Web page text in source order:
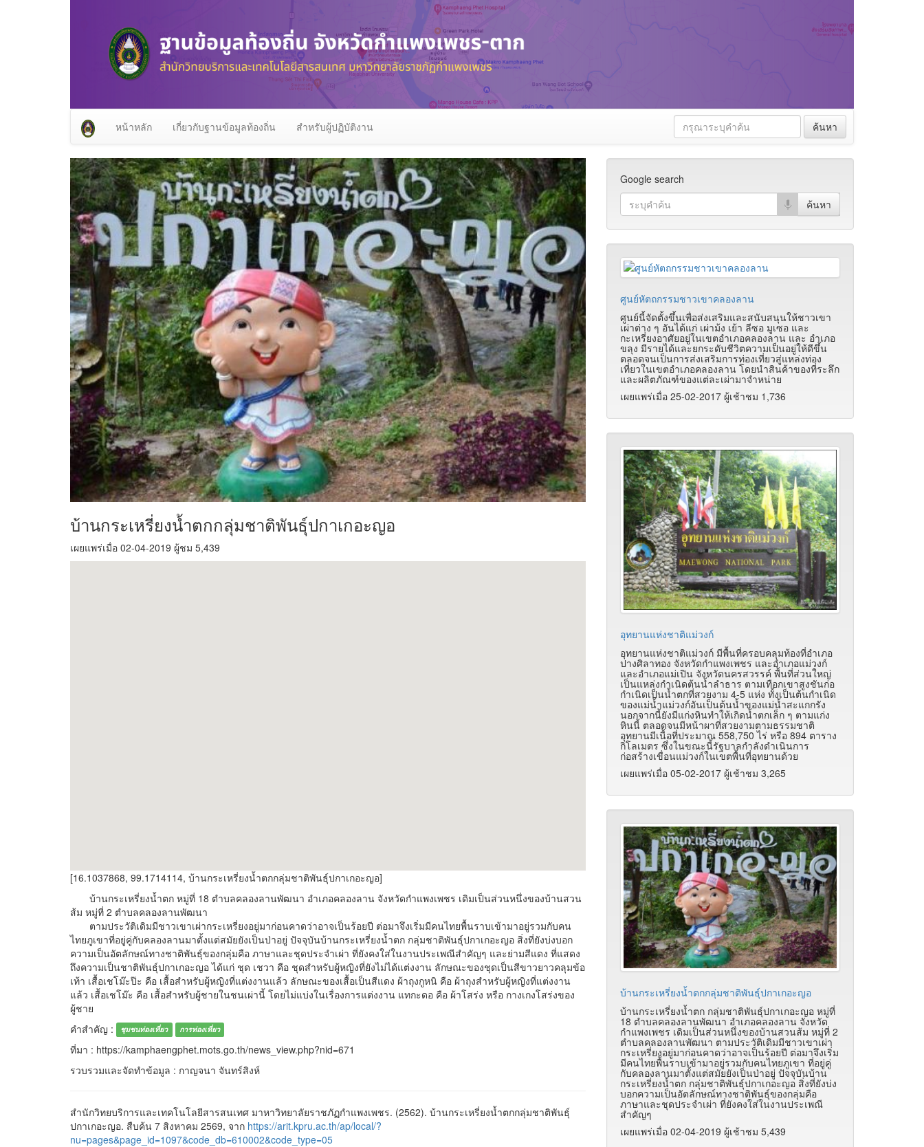
หน้าหลัก เกี่ยวกับฐานข้อมูลท้องถิ่น สำหรับผู้ปฏิบัติงาน ค้นหา
บ้านกระเหรี่ยงน้ำตกกลุ่มชาติพันธุ์ปกาเกอะญอ
เผยแพร่เมื่อ 02-04-2019 ผู้ชม 5,439
[16.1037868, 99.1714114, บ้านกระเหรี่ยงน้ำตกกลุ่มชาติพันธุ์ปกาเกอะญอ]
บ้านกระเหรี่ยงน้ำตก หมู่ที่ 18 ตำบลคลองลานพัฒนา อำเภอคลองลาน จังหวัดกำแพงเพชร เดิมเป็นส่วนหนึ่งของบ้านสวน
ส้ม หมู่ที่ 2 ตำบลคลองลานพัฒนา
ตามประวัติเดิมมีชาวเขาเผ่ากระเหรี่ยงอยู่มาก่อนคาดว่าอาจเป็นร้อยปี ต่อมาจึงเริ่มมีคนไทยพื้นราบเข้ามาอยู่รวมกับคน
ไทยภูเขาที่อยู่คู่กับคลองลานมาตั้งแต่สมัยยังเป็นป่าอยู่ ปัจจุบันบ้านกระเหรี่ยงน้ำตก กลุ่มชาติพันธุ์ปกาเกอะญอ สิ่งที่ยังบ่งบอก
ความเป็นอัตลักษณ์ทางชาติพันธุ์ของกลุ่มคือ ภาษาและชุดประจำเผ่า ที่ยังคงใส่ในงานประเพณีสำคัญๆ และย่ามสีแดง ที่แสดง
ถึงความเป็นชาติพันธุ์ปกาเกอะญอ ได้แก่ ชุด เชวา คือ ชุดสำหรับผู้หญิงที่ยังไม่ได้แต่งงาน ลักษณะของชุดเป็นสีขาวยาวคลุมข้อ
เท้า เสื้อเชโม๊ะป๊ะ คือ เสื้อสำหรับผู้หญิงที่แต่งงานแล้ว ลักษณะของเสื้อเป็นสีแดง ผ้าถุงกูหนิ คือ ผ้าถุงสำหรับผู้หญิงที่แต่งงาน
แล้ว เสื้อเชโม๊ะ คือ เสื้อสำหรับผู้ชายในชนเผ่านี้ โดยไม่แบ่งในเรื่องการแต่งงาน แทกะดอ คือ ผ้าโสร่ง หรือ กางเกงโสร่งของ
ผู้ชาย
คำสำคัญ :
ชุมชนท่องเที่ยว การท่องเที่ยว
ที่มา : https://kamphaengphet.mots.go.th/news_view.php?nid=671
รวบรวมและจัดทำข้อมูล : กาญจนา จันทร์สิงห์
สำนักวิทยบริการและเทคโนโลยีสารสนเทศ มาหาวิทยาลัยราชภัฏกำแพงเพชร. (2562). บ้านกระเหรี่ยงน้ำตกกลุ่มชาติพันธุ์
ปกาเกอะญอ. สืบค้น 7 สิงหาคม 2569, จาก https://arit.kpru.ac.th/ap/local/?
nu=pages&page_id=1097&code_db=610002&code_type=05
Google search
ศูนย์หัตถกรรมชาวเขาคลองลาน
ศูนย์นี้จัดตั้งขึ้นเพื่อส่งเสริมและสนับสนุนให้ชาวเขา
เผ่าต่าง ๆ อันได้แก่ เผ่าม้ง เย้า ลีซอ มูเซอ และ
กะเหรี่ยงอาศัยอยู่ในเขตอำเภอคลองลาน และ อำเภอ
ขลุง มีรายได้และยกระดับชีวิตความเป็นอยู่ให้ดีขึ้น
ตลอดจนเป็นการส่งเสริมการท่องเที่ยวสู่แหล่งท่อง
เที่ยวในเขตอำเภอคลองลาน โดยนำสินค้าของที่ระลึก
และผลิตภัณฑ์ของแต่ละเผ่ามาจำหน่าย
เผยแพร่เมื่อ 25-02-2017 ผู้เช้าชม 1,736
อุทยานแห่งชาติแม่วงก์
อุทยานแห่งชาติแม่วงก์ มีพื้นที่ครอบคลุมท้องที่อำเภอ
ปางศิลาทอง จังหวัดกำแพงเพชร และอำเภอแม่วงก์
และอำเภอแม่เปิน จังหวัดนครสวรรค์ พื้นที่ส่วนใหญ่
เป็นแหล่งกำเนิดต้นน้ำลำธาร ตามเทือกเขาสูงชันก่อ
กำเนิดเป็นน้ำตกที่สวยงาม 4-5 แห่ง ทั้งเป็นต้นกำเนิด
ของแม่น้ำแม่วงก์อันเป็นต้นน้ำของแม่น้ำสะแกกรัง
นอกจากนี้ยังมีแก่งหินทำให้เกิดน้ำตกเล็ก ๆ ตามแก่ง
หินนี้ ตลอดจนมีหน้าผาที่สวยงามตามธรรมชาติ
อุทยานมีเนื้อที่ประมาณ 558,750 ไร่ หรือ 894 ตาราง
กิโลเมตร ซึ่งในขณะนี้รัฐบาลกำลังดำเนินการ
ก่อสร้างเขื่อนแม่วงก์ในเขตพื้นที่อุทยานด้วย
เผยแพร่เมื่อ 05-02-2017 ผู้เช้าชม 3,265
บ้านกระเหรี่ยงน้ำตกกลุ่มชาติพันธุ์ปกาเกอะญอ
บ้านกระเหรี่ยงน้ำตก กลุ่มชาติพันธุ์ปกาเกอะญอ หมู่ที่
18 ตำบลคลองลานพัฒนา อำเภอคลองลาน จังหวัด
กำแพงเพชร เดิมเป็นส่วนหนึ่งของบ้านสวนส้ม หมู่ที่ 2
ตำบลคลองลานพัฒนา ตามประวัติเดิมมีชาวเขาเผ่า
กระเหรี่ยงอยู่มาก่อนคาดว่าอาจเป็นร้อยปี ต่อมาจึงเริ่ม
มีคนไทยพื้นราบเข้ามาอยู่รวมกับคนไทยภูเขา ที่อยู่คู่
กับคลองลานมาตั้งแต่สมัยยังเป็นป่าอยู่ ปัจจุบันบ้าน
กระเหรี่ยงน้ำตก กลุ่มชาติพันธุ์ปกาเกอะญอ สิ่งที่ยังบ่ง
บอกความเป็นอัตลักษณ์ทางชาติพันธุ์ของกลุ่มคือ
ภาษาและชุดประจำเผ่า ที่ยังคงใส่ในงานประเพณี
สำคัญๆ
เผยแพร่เมื่อ 02-04-2019 ผู้เช้าชม 5,439